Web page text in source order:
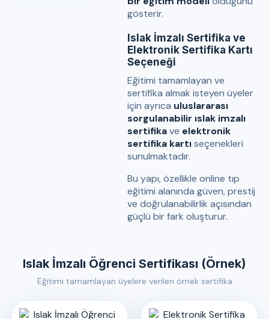
gösterir.
Islak İmzalı Sertifika ve
Elektronik Sertifika Kartı
Seçeneği
Eğitimi tamamlayan ve
sertifika almak isteyen üyeler
için ayrıca uluslararası
sorgulanabilir ıslak imzalı
sertifikave elektronik
sertifika kartıseçenekleri
sunulmaktadır.
Bu yapı, özellikle online tıp
eğitimi alanında güven, prestij
ve doğrulanabilirlik açısından
güçlü bir fark oluşturur.
Islak İmzalı Öğrenci Sertifikası (Örnek)
Eğitimi tamamlayan üyelere verilen örnek sertifika